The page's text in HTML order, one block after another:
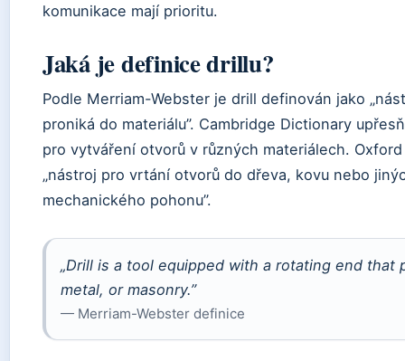
komunikace mají prioritu.
Jaká je definice drillu?
Podle Merriam-Webster je drill definován jako
proniká do materiálu”. Cambridge Dictionary
pro vytváření otvorů v různých materiálech.
„nástroj pro vrtání otvorů do dřeva, kovu nebo
mechanického pohonu”.
„Drill is a tool equipped with a rotating end
metal, or masonry.”
— Merriam-Webster definice